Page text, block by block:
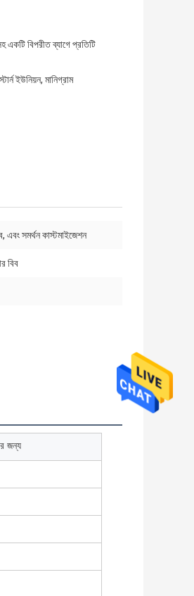
বিপরীত ব্যাগে প্রতিটি
ইউনিয়ন, মানিগ্রাম
এবং সমর্থন কাস্টমাইজেশন
বিব
জন্য